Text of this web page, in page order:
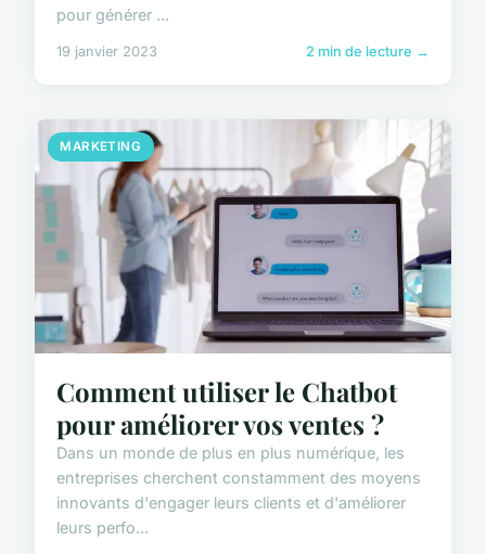
pour générer ...
19 janvier 2023 2 min de lecture →
MARKETING
Comment utiliser le Chatbot
pour améliorer vos ventes ?
Dans un monde de plus en plus numérique, les
entreprises cherchent constamment des moyens
innovants d'engager leurs clients et d'améliorer
leurs perfo...